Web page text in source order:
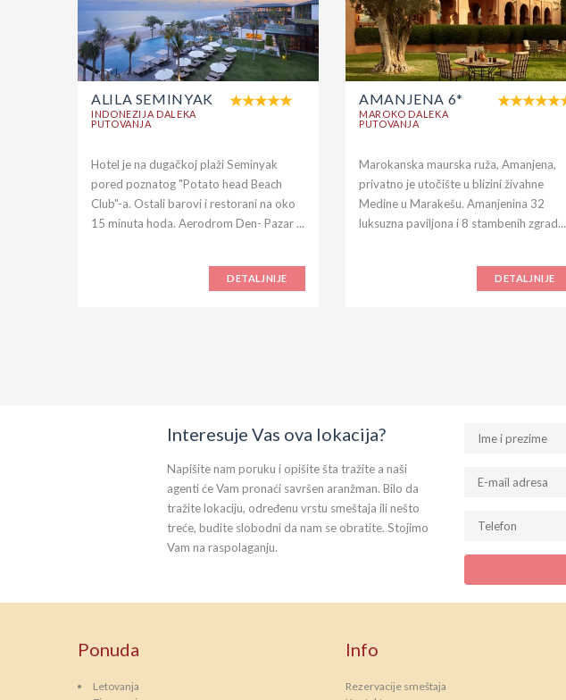
ALILA SEMINYAK
INDONEZIJA DALEKA
PUTOVANJA
Hotel je na dugačkoj plaži Seminyak
pored poznatog "Potato head Beach
Club"-a. Ostali barovi i restorani na oko
15 minuta hoda. Aerodrom Den- Pazar ...
DETALJNIJE
AMANJENA 6*
MAROKO DALEKA
PUTOVANJA
Marokanska maurska ruža, Amanjena,
privatno je utočište u blizini živahne
Medine u Marakešu. Amanjenina 32
luksuzna paviljona i 8 stambenih zgrad...
DETALJNIJE
Interesuje Vas ova lokacija?
Napišite nam poruku i opišite šta tražite a naši
agenti će Vam pronaći savršen aranžman. Bilo da
tražite lokaciju, određenu vrstu smeštaja ili nešto
treće, budite slobodni da nam se obratite. Stojimo
Vam na raspolaganju.
Ponuda
Letovanja
Info
Rezervacije smeštaja